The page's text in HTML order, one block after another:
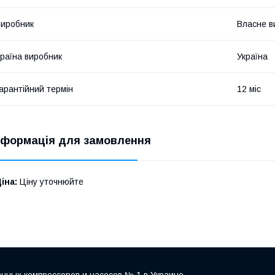
Власне
виробник Україна
термін 12 міс
для замовлення
Ціну уточнюйте